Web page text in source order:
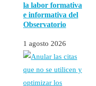
la labor formativa
e informativa del
Observatorio
1 agosto 2026